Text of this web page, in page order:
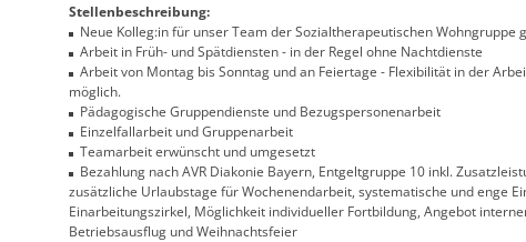
Stellenbeschreibung:
Neue Kolleg:in für unser Team der Sozialtherapeutischen Wohngruppe
Arbeit in Früh- und Spätdiensten - in der Regel ohne Nachtdienste
Arbeit von Montag bis Sonntag und an Feiertage - Flexibilität in der
möglich.
Pädagogische Gruppendienste und Bezugspersonenarbeit
Einzelfallarbeit und Gruppenarbeit
Teamarbeit erwünscht und umgesetzt
Bezahlung nach AVR Diakonie Bayern, Entgeltgruppe 10 inkl.
zusätzliche Urlaubstage für Wochenendarbeit, systematische und enge
Einarbeitungszirkel, Möglichkeit individueller Fortbildung, Angebot
Betriebsausflug und Weihnachtsfeier